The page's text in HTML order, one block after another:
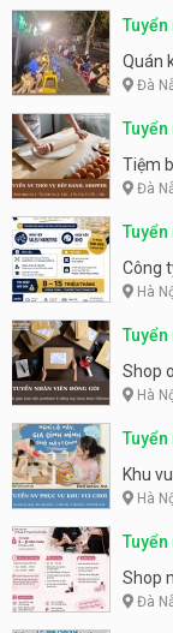
Quán
Đà
Tiệm
Đà
Công
Hà
Shop
Hà
động
Khu
Hà
Shop
Đà